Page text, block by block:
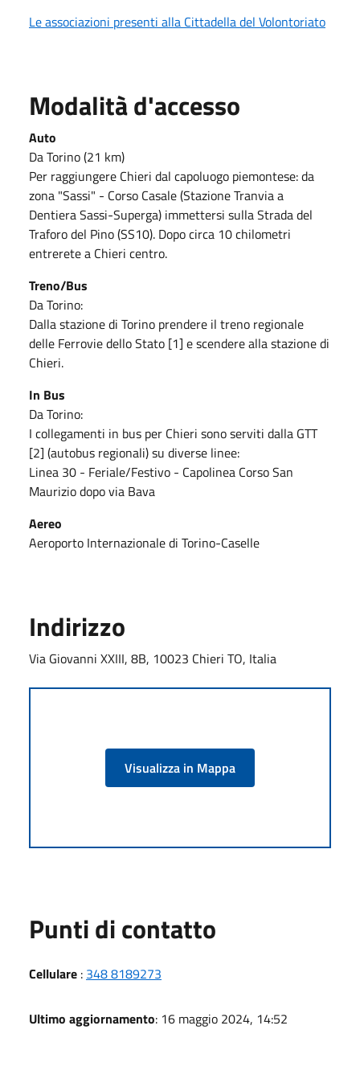
Le associazioni presenti alla Cittadella del Volontoriato
Modalità d'accesso
Auto
Da Torino (21 km)
Per raggiungere Chieri dal capoluogo piemontese: da
zona "Sassi" - Corso Casale (Stazione Tranvia a
Dentiera Sassi-Superga) immettersi sulla Strada del
Traforo del Pino (SS10). Dopo circa 10 chilometri
entrerete a Chieri centro.
Treno/Bus
Da Torino:
Dalla stazione di Torino prendere il treno regionale
delle Ferrovie dello Stato [1] e scendere alla stazione di
Chieri.
In Bus
Da Torino:
I collegamenti in bus per Chieri sono serviti dalla GTT
[2] (autobus regionali) su diverse linee:
Linea 30 - Feriale/Festivo - Capolinea Corso San
Maurizio dopo via Bava
Aereo
Aeroporto Internazionale di Torino-Caselle
Indirizzo
Via Giovanni XXIII, 8B, 10023 Chieri TO, Italia
Visualizza in Mappa
Punti di contatto
Cellulare : 348 8189273
Ultimo aggiornamento: 16 maggio 2024, 14:52